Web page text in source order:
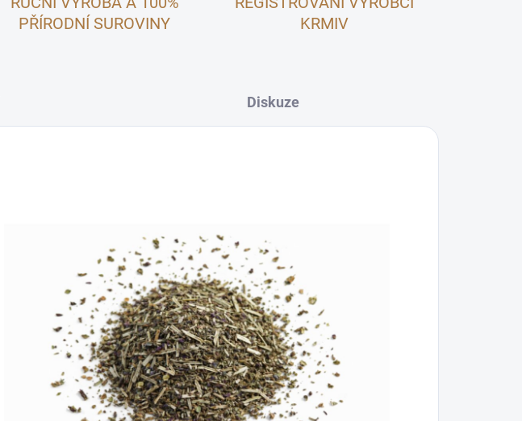
PŘÍRODNÍ SUROVINY
KRMIV
Diskuze